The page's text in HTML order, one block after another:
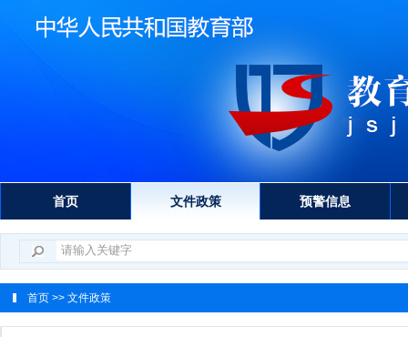
首页 文件政策 预警信息
首页 >> 文件政策